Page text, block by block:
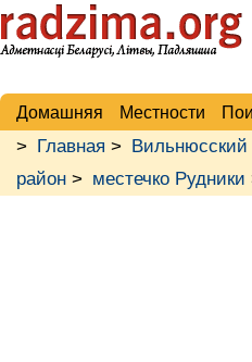
Домашняя Местности
> Главная > Вильнюсский
район > местечко Рудники